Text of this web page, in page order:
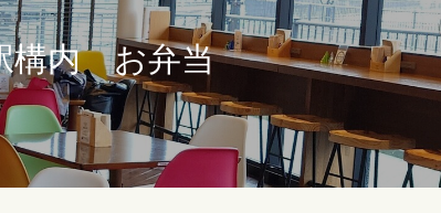
構内 お弁当